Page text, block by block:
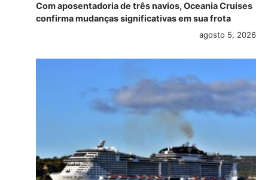
Com aposentadoria de três navios, Oceania Cruises
confirma mudanças significativas em sua frota
agosto 5, 2026